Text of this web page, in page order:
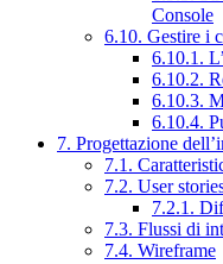
Console
6.10. Gestire i
6.10.1.
6.10.2.
6.10.3.
6.10.4.
7. Progettazione
7.1.
7.2. User
7.2.1.
7.3. Flussi di
7.4. Wireframe